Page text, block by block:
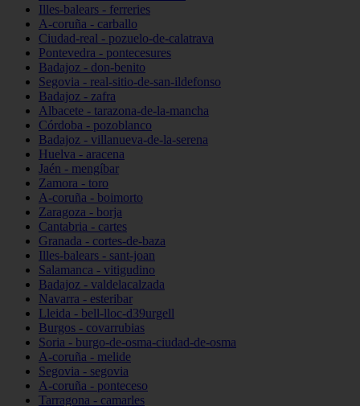
Illes-balears - ferreries
A-coruña - carballo
Ciudad-real - pozuelo-de-calatrava
Pontevedra - pontecesures
Badajoz - don-benito
Segovia - real-sitio-de-san-ildefonso
Badajoz - zafra
Albacete - tarazona-de-la-mancha
Córdoba - pozoblanco
Badajoz - villanueva-de-la-serena
Huelva - aracena
Jaén - mengíbar
Zamora - toro
A-coruña - boimorto
Zaragoza - borja
Cantabria - cartes
Granada - cortes-de-baza
Illes-balears - sant-joan
Salamanca - vitigudino
Badajoz - valdelacalzada
Navarra - esteribar
Lleida - bell-lloc-d39urgell
Burgos - covarrubias
Soria - burgo-de-osma-ciudad-de-osma
A-coruña - melide
Segovia - segovia
A-coruña - ponteceso
Tarragona - camarles